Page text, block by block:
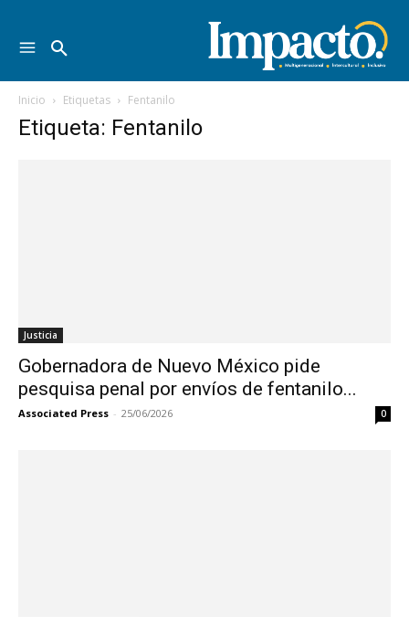
Inicio Etiquetas Fentanilo
Etiqueta: Fentanilo
Justicia
Gobernadora de Nuevo México pide
pesquisa penal por envíos de fentanilo...
Associated Press - 25/06/2026 0